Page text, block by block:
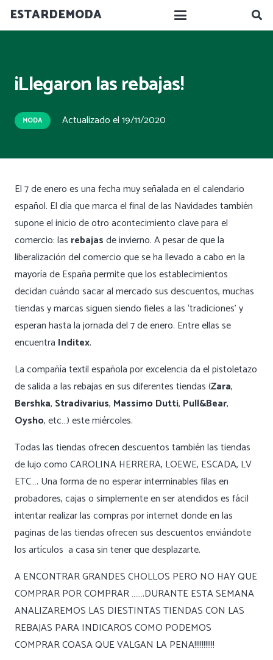
ESTARDEMODA
¡Llegaron las rebajas!
MODA Actualizado el19/11/2020
El 7 de enero es una fecha muy señalada en el calendario
español. El día que marca el final de las Navidades también
supone el inicio de otro acontecimiento clave para el
comercio: las rebajasde invierno. A pesar de que la
liberalización del comercio que se ha llevado a cabo en la
mayoría de España permite que los establecimientos
decidan cuándo sacar al mercado sus descuentos, muchas
tiendas y marcas siguen siendo fieles a las ‘tradiciones’ y
esperan hasta la jornada del 7 de enero. Entre ellas se
encuentra Inditex.
La compañía textil española por excelencia da el pistoletazo
de salida a las rebajas en sus diferentes tiendas (Zara,
Bershka, Stradivarius, Massimo Dutti, Pull&Bear,
Oysho, etc…) este miércoles.
Todas las tiendas ofrecen descuentos también las tiendas
de lujo como CAROLINA HERRERA, LOEWE, ESCADA, LV
ETC…. Una forma de no esperar interminables filas en
probadores, cajas o simplemente en ser atendidos es fácil
intentar realizar las compras por internet donde en las
paginas de las tiendas ofrecen sus descuentos enviándote
los artículos a casa sin tener que desplazarte.
A ENCONTRAR GRANDES CHOLLOS PERO NO HAY QUE
COMPRAR POR COMPRAR …….DURANTE ESTA SEMANA
ANALIZAREMOS LAS DIESTINTAS TIENDAS CON LAS
REBAJAS PARA INDICAROS COMO PODEMOS
COMPRAR COASA QUE VALGAN LA PENA!!!!!!!!!!!